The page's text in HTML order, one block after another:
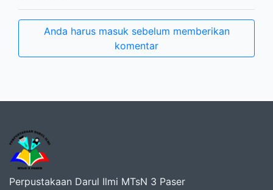
Anda harus masuk sebelum memberikan
komentar
Perpustakaan Darul Ilmi MTsN 3 Paser